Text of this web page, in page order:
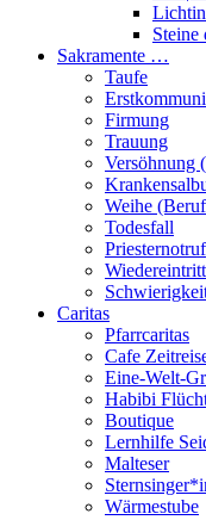
Steine
Sakramente …
Taufe
Firmung
Trauung
Versöhnung
Weihe
Todesfall
Priesternotruf
Caritas
Pfarrcaritas
Cafe
Eine-Welt-
Habibi
Boutique
Lernhilfe
Malteser
Wärmestube